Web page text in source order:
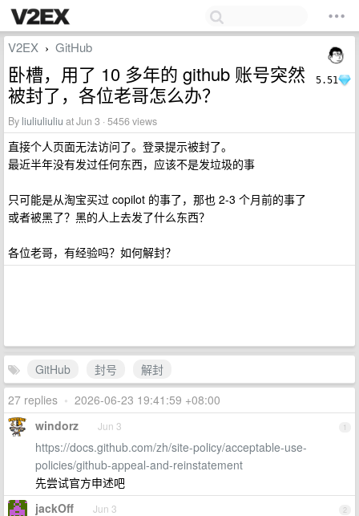
5.51
V2EX › GitHub
卧槽，用了 10 多年的 github 账号突然
被封了，各位老哥怎么办？
By liuliuliuliu at Jun 3 · 5456 views
直接个人页面无法访问了。登录提示被封了。
最近半年没有发过任何东西，应该不是发垃圾的事
只可能是从淘宝买过 copilot 的事了，那也 2-3 个月前的事了
或者被黑了？黑的人上去发了什么东西？
各位老哥，有经验吗？如何解封？
GitHub 封号
解封
27 replies • 2026-06-23 19:41:59 +08:00
1
windorz Jun 3
https://docs.github.com/zh/site-policy/acceptable-use-
policies/github-appeal-and-reinstatement
先尝试官方申述吧
2
jackOff Jun 3